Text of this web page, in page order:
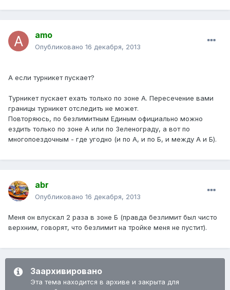
amo
Опубликовано 16 декабря, 2013
А если турникет пускает?
Турникет пускает ехать только по зоне А. Пересечение вами
границы турникет отследить не может.
Повторяюсь, по безлимитным Единым официально можно
ездить только по зоне А или по Зеленограду, а вот по
многопоездочным - где угодно (и по А, и по Б, и между А и Б).
abr
Опубликовано 16 декабря, 2013
Меня он впускал 2 раза в зоне Б (правда безлимит был чисто
верхним, говорят, что безлимит на тройке меня не пустит).
Заархивировано
Эта тема находится в архиве и закрыта для